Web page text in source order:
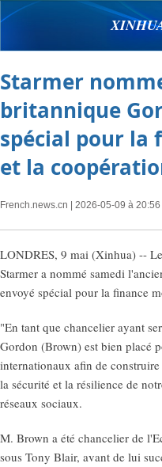
Starmer
britannique
spécial pour la
et la
French.news.cn | 2026-05-09 à 20:56
LONDRES, 9 mai (Xinhua) --
Starmer a nommé samedi
envoyé spécial pour la finance
"En tant que chancelier ayant
Gordon (Brown) est bien placé
internationaux afin de
la sécurité et la résilience de
réseaux sociaux.
M. Brown a été chancelier de
sous Tony Blair, avant de lui